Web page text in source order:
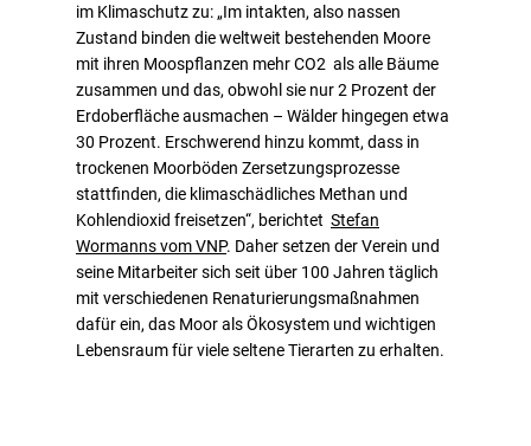
im Klimaschutz zu: „Im intakten, also nassen
Zustand binden die weltweit bestehenden Moore
mit ihren Moospflanzen mehr CO2 als alle Bäume
zusammen und das, obwohl sie nur 2 Prozent der
Erdoberfläche ausmachen – Wälder hingegen etwa
30 Prozent. Erschwerend hinzu kommt, dass in
trockenen Moorböden Zersetzungsprozesse
stattfinden, die klimaschädliches Methan und
Kohlendioxid freisetzen“, berichtet Stefan
Wormanns vom VNP. Daher setzen der Verein und
seine Mitarbeiter sich seit über 100 Jahren täglich
mit verschiedenen Renaturierungsmaßnahmen
dafür ein, das Moor als Ökosystem und wichtigen
Lebensraum für viele seltene Tierarten zu erhalten.